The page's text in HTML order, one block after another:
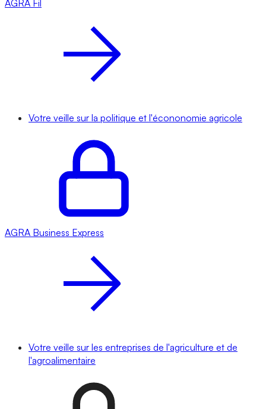
AGRA Fil
Votre veille sur la politique et l'écononomie agricole
AGRA Business Express
Votre veille sur les entreprises de l'agriculture et de
l'agroalimentaire